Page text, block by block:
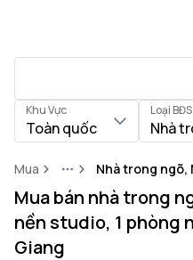
Khu Vực
Toàn quốc
Loại BĐS
Nhà
Mua MoreNhà trong ngõ,
Mua bán nhà trong
nền studio, 1 phòng
Giang